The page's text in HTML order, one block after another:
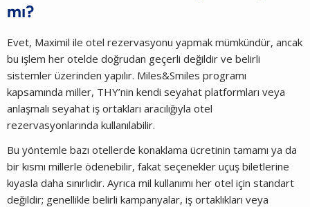
mı?
Evet, Maximil ile otel rezervasyonu yapmak mümkündür, ancak
bu işlem her otelde doğrudan geçerli değildir ve belirli
sistemler üzerinden yapılır. Miles&Smiles programı
kapsamında miller, THY’nin kendi seyahat platformları veya
anlaşmalı seyahat iş ortakları aracılığıyla otel
rezervasyonlarında kullanılabilir.
Bu yöntemle bazı otellerde konaklama ücretinin tamamı ya da
bir kısmı millerle ödenebilir, fakat seçenekler uçuş biletlerine
kıyasla daha sınırlıdır. Ayrıca mil kullanımı her otel için standart
değildir; genellikle belirli kampanyalar, iş ortaklıkları veya